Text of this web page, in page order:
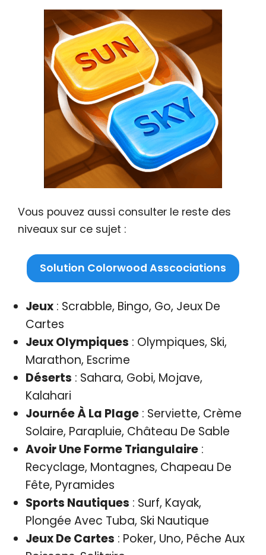
Vous pouvez aussi consulter le reste des
niveaux sur ce sujet :
Solution Colorwood Asscociations
Jeux: Scrabble, Bingo, Go, Jeux De
Cartes
Jeux Olympiques : Olympiques, Ski,
Marathon, Escrime
Déserts : Sahara, Gobi, Mojave,
Kalahari
Journée À La Plage: Serviette, Crème
Solaire, Parapluie, Château De Sable
Avoir Une Forme Triangulaire:
Recyclage, Montagnes, Chapeau De
Fête, Pyramides
Sports Nautiques : Surf, Kayak,
Plongée Avec Tuba, Ski Nautique
Jeux De Cartes : Poker, Uno, Pêche Aux